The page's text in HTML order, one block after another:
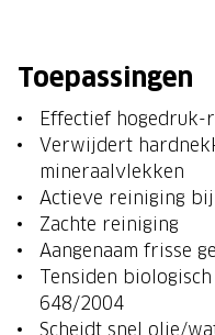
Toepassingen
Effectief hogedruk-
Verwijdert
mineraalvlekken
Actieve reiniging
Zachte reiniging
Aangenaam frisse
Tensiden
648/2004
Scheidt snel olie/